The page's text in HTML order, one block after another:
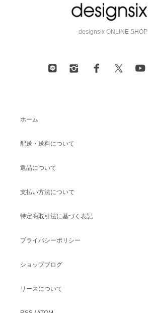
designsix ONLINE SHOP
ホーム
配送・送料について
返品について
支払い方法について
特定商取引法に基づく表記
プライバシーポリシー
ショップブログ
リースについて